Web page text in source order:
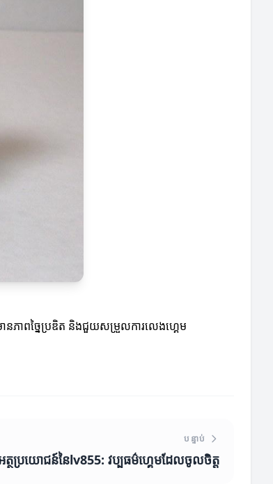
ភាពច្នៃប្រឌិត និងជួយសម្រួលការលេងហ្គេម
បន្ទាប់
ត្ថប្រយោជន៍នៃlv855: វប្បធម៌ហ្គេមដែលចូលចិត្ត